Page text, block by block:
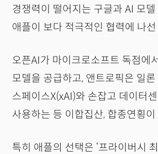
경쟁력이 떨어지는 구글과 AI 모
애플이 보다 적극적인 협력에 나선
오픈AI가 마이크로소프트 독점에
모델을 공급하고, 앤트로픽은 일론
스페이스X(xAI)와 손잡고 데이터
사용하는 등 이합집산, 합종연횡
특히 애플의 선택은 ‘프라이버시